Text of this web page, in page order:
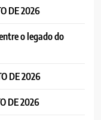
DE 2026
o legado do
DE 2026
DE 2026